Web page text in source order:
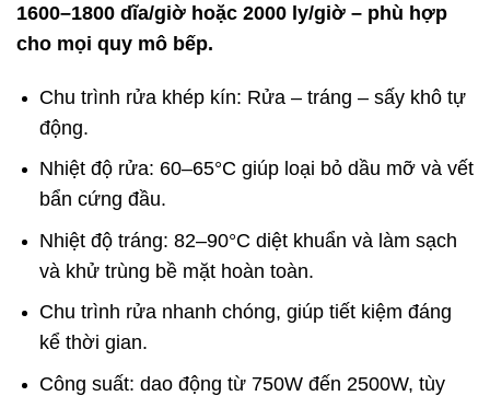
1600–1800 dĩa/giờ hoặc 2000 ly/giờ – phù hợp
cho mọi quy mô bếp.
Chu trình rửa khép kín: Rửa – tráng – sấy khô tự
động.
Nhiệt độ rửa: 60–65°C giúp loại bỏ dầu mỡ và vết
bẩn cứng đầu.
Nhiệt độ tráng: 82–90°C diệt khuẩn và làm sạch
và khử trùng bề mặt hoàn toàn.
Chu trình rửa nhanh chóng, giúp tiết kiệm đáng
kể thời gian.
Công suất: dao động từ 750W đến 2500W, tùy